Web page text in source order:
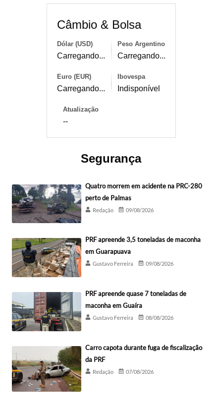
Câmbio & Bolsa
Dólar (USD)
Carregando...
Peso Argentino
Carregando...
Euro (EUR)
Carregando...
Ibovespa
Indisponível
Atualização
--
Segurança
Quatro morrem em acidente na PRC-280
perto de Palmas
Redação 09/08/2026
PRF apreende 3,5 toneladas de maconha
em Guarapuava
Gustavo Ferreira 09/08/2026
PRF apreende quase 7 toneladas de
maconha em Guaíra
Gustavo Ferreira 08/08/2026
Carro capota durante fuga de fiscalização
da PRF
Redação 07/08/2026